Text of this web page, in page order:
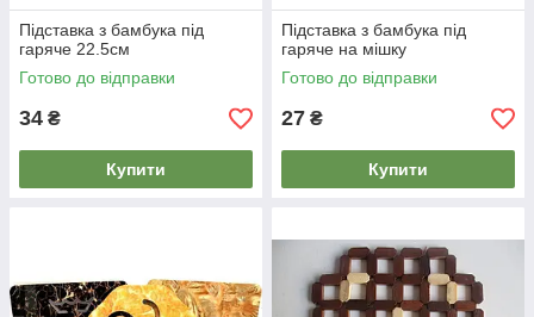
Підставка з бамбука під
гаряче 22.5см
Готово до відправки
34 ₴
Купити
Підставка з бамбука під
гаряче на мішку
Готово до відправки
27 ₴
Купити